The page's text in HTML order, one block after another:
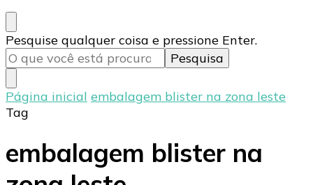
Procurando
algo?
Pesquise qualquer coisa e pressione Enter.
Página inicial embalagem blister na zona leste
Tag
embalagem blister na